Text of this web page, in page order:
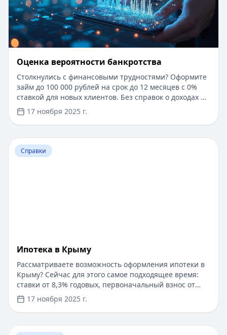
Оценка вероятности банкротства
Столкнулись с финансовыми трудностями? Оформите
займ до 100 000 рублей на срок до 12 месяцев с 0%
ставкой для новых клиентов. Без справок о доходах и
документов — решение за 5 минут. Получите деньги
быстро и прозрачно через проверенные сервисы.
17 ноября 2025 г.
Перейти к статье:
Справки
Ипотека в Крыму
Рассматриваете возможность оформления ипотеки в
Крыму? Сейчас для этого самое подходящее время:
ставки от 8,3% годовых, первоначальный взнос от
15%, срок рассмотрения заявки — от 1 дня. Доступны
программы господдержки с пониженной ставкой от
6%. Одобрение без подтверждения дохода справкой
2-НДФЛ, достаточно выписки по счету. Срок
17 ноября 2025 г.
Перейти к статье: ​Как оформить кредитную карту